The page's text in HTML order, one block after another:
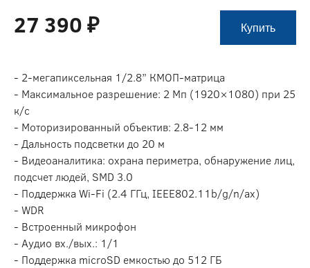
27 390 ₽ Купить
- 2-мегапиксельная 1/2.8” КМОП-матрица
- Максимальное разрешение: 2 Мп (1920×1080) при 25
к/с
- Моторизированный объектив: 2.8-12 мм
- Дальность подсветки до 20 м
- Видеоаналитика: охрана периметра, обнаружение лиц,
подсчет людей, SMD 3.0
- Поддержка Wi-Fi (2.4 ГГц, IEEE802.11b/g/n/ax)
- WDR
- Встроенный микрофон
- Аудио вх./вых.: 1/1
- Поддержка microSD емкостью до 512 ГБ